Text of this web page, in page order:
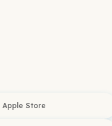
Apple Store